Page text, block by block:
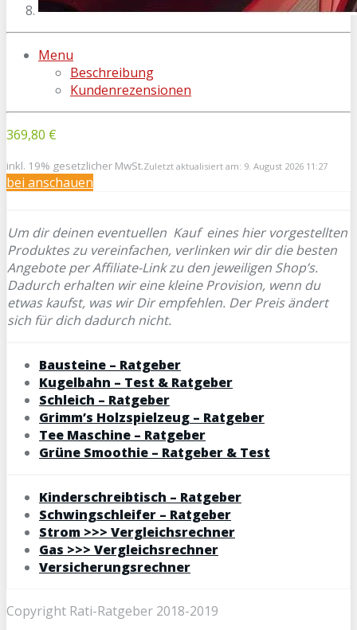
Menu
Beschreibung
Kundenrezensionen
369,80 €
inkl. 19% gesetzlicher MwSt.Zuletzt aktualisiert am: 9. August 2026 11:27
bei anschauen
Um dir deinen eventuellen Kauf eines hier vorgestellten
Produktes zu vereinfachen, verlinken wir dir die besten
Angebote per Affiliate-Link zu den jeweiligen Shop’s.
Dadurch erhalten wir eine kleine Provision, wenn du
etwas kaufst, was wir Dir empfehlen. Der Preis ändert
sich für dich dadurch nicht.
Bausteine – Ratgeber
Kugelbahn – Test & Ratgeber
Schleich – Ratgeber
Grimm’s Holzspielzeug – Ratgeber
Tee Maschine – Ratgeber
Grüne Smoothie – Ratgeber & Test
Kinderschreibtisch – Ratgeber
Schwingschleifer – Ratgeber
Strom >>> Vergleichsrechner
Gas >>> Vergleichsrechner
Versicherungsrechner
Copyright Rati-Ratgeber 2018-2019